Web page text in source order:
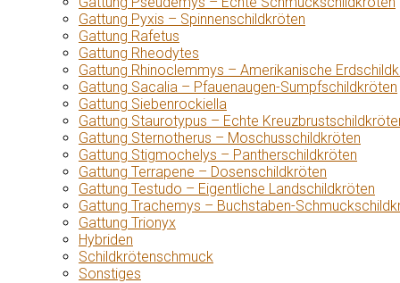
Gattung Pyxis – Spinnenschildkröten
Gattung Rafetus
Gattung Rheodytes
Gattung Rhinoclemmys – Amerikanische
Gattung Sacalia – Pfauenaugen-Sumpfschildkröten
Gattung Siebenrockiella
Gattung Staurotypus – Echte
Gattung Sternotherus – Moschusschildkröten
Gattung Stigmochelys – Pantherschildkröten
Gattung Terrapene – Dosenschildkröten
Gattung Testudo – Eigentliche Landschildkröten
Gattung Trachemys – Buchstaben-
Gattung Trionyx
Hybriden
Schildkrötenschmuck
Sonstiges